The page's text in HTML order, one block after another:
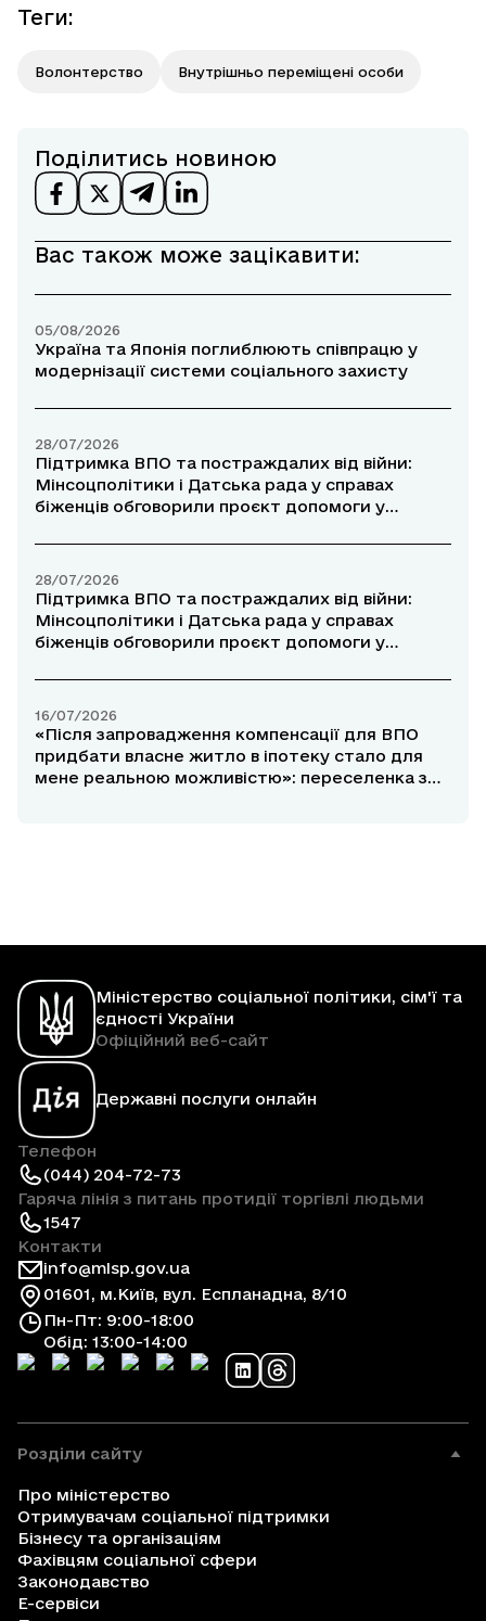
Теги:
Волонтерство Внутрішньо переміщені особи
Поділитись новиною
Вас також може зацікавити:
05/08/2026
Україна та Японія поглиблюють співпрацю у
модернізації системи соціального захисту
28/07/2026
Підтримка ВПО та постраждалих від війни:
Мінсоцполітики і Датська рада у справах
біженців обговорили проєкт допомоги у
28/07/2026
Підтримка ВПО та постраждалих від війни:
Мінсоцполітики і Датська рада у справах
біженців обговорили проєкт допомоги у
16/07/2026
«Після запровадження компенсації для ВПО
придбати власне житло в іпотеку стало для
мене реальною можливістю»: переселенка з
Міністерство соціальної політики, сім'ї та
єдності України
Офіційний веб-сайт
Державні послуги онлайн
Телефон
(044) 204-72-73
Гаряча лінія з питань протидії торгівлі людьми
1547
Контакти
info@mlsp.gov.ua
01601, м.Київ, вул. Еспланадна, 8/10
Пн-Пт: 9:00-18:00
Обід: 13:00-14:00
Розділи сайту
Про міністерство
Отримувачам соціальної підтримки
Бізнесу та організаціям
Фахівцям соціальної сфери
Законодавство
Е-сервіси